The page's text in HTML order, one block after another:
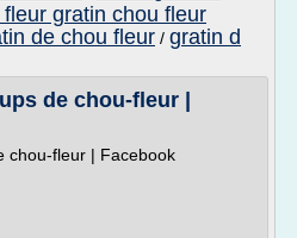
gratin chou fleur
de chou fleur / gratin d
de chou-fleur |
chou-fleur | Facebook